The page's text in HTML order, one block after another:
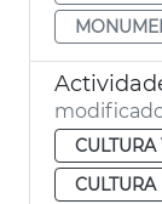
CULTURA
CULTURA